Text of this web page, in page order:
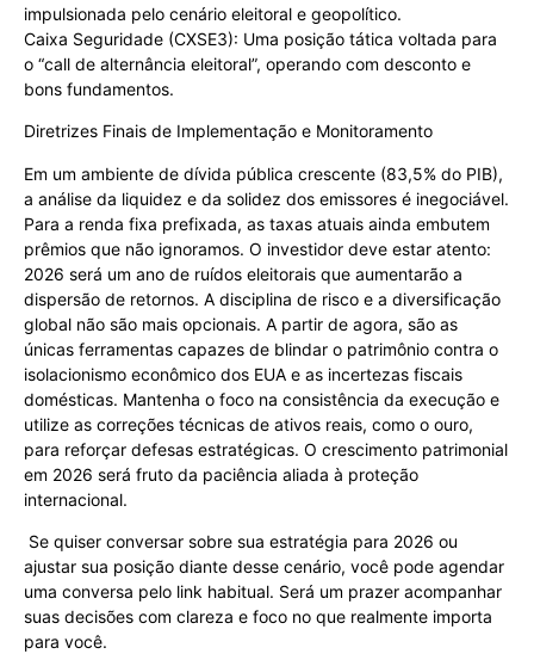
impulsionada pelo cenário eleitoral e geopolítico.
Caixa Seguridade (CXSE3): Uma posição tática voltada para
o “call de alternância eleitoral”, operando com desconto e
bons fundamentos.
Diretrizes Finais de Implementação e Monitoramento
Em um ambiente de dívida pública crescente (83,5% do PIB),
a análise da liquidez e da solidez dos emissores é inegociável.
Para a renda fixa prefixada, as taxas atuais ainda embutem
prêmios que não ignoramos. O investidor deve estar atento:
2026 será um ano de ruídos eleitorais que aumentarão a
dispersão de retornos. A disciplina de risco e a diversificação
global não são mais opcionais. A partir de agora, são as
únicas ferramentas capazes de blindar o patrimônio contra o
isolacionismo econômico dos EUA e as incertezas fiscais
domésticas. Mantenha o foco na consistência da execução e
utilize as correções técnicas de ativos reais, como o ouro,
para reforçar defesas estratégicas. O crescimento patrimonial
em 2026 será fruto da paciência aliada à proteção
internacional.
Se quiser conversar sobre sua estratégia para 2026 ou
ajustar sua posição diante desse cenário, você pode agendar
uma conversa pelo link habitual. Será um prazer acompanhar
suas decisões com clareza e foco no que realmente importa
para você.